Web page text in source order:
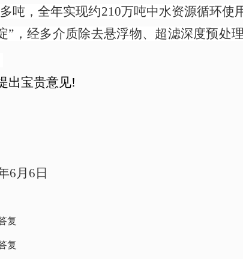
吨，全年实现约210万吨中水资源循环使用
”，经多介质除去悬浮物、超滤深度预处
出宝贵意见!
6月 6 日
复
复